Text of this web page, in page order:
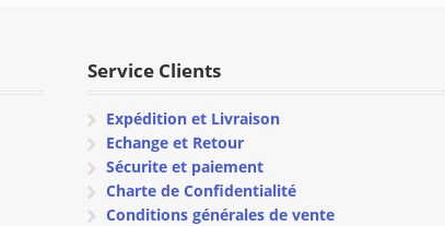
Service Clients
Expédition et Livraison
Echange et Retour
Sécurite et paiement
Charte de Confidentialité
Conditions générales de vente